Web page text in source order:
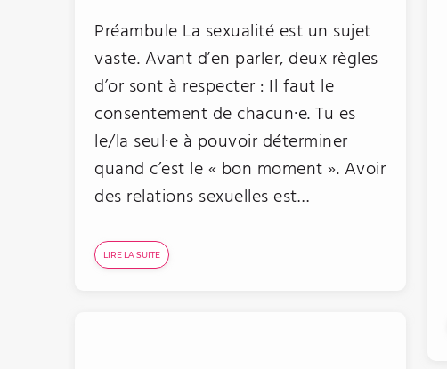
Préambule La sexualité est un sujet
vaste. Avant d’en parler, deux règles
d’or sont à respecter : Il faut le
consentement de chacun·e. Tu es
le/la seul·e à pouvoir déterminer
quand c’est le « bon moment ». Avoir
des relations sexuelles est…
LIRE LA SUITE